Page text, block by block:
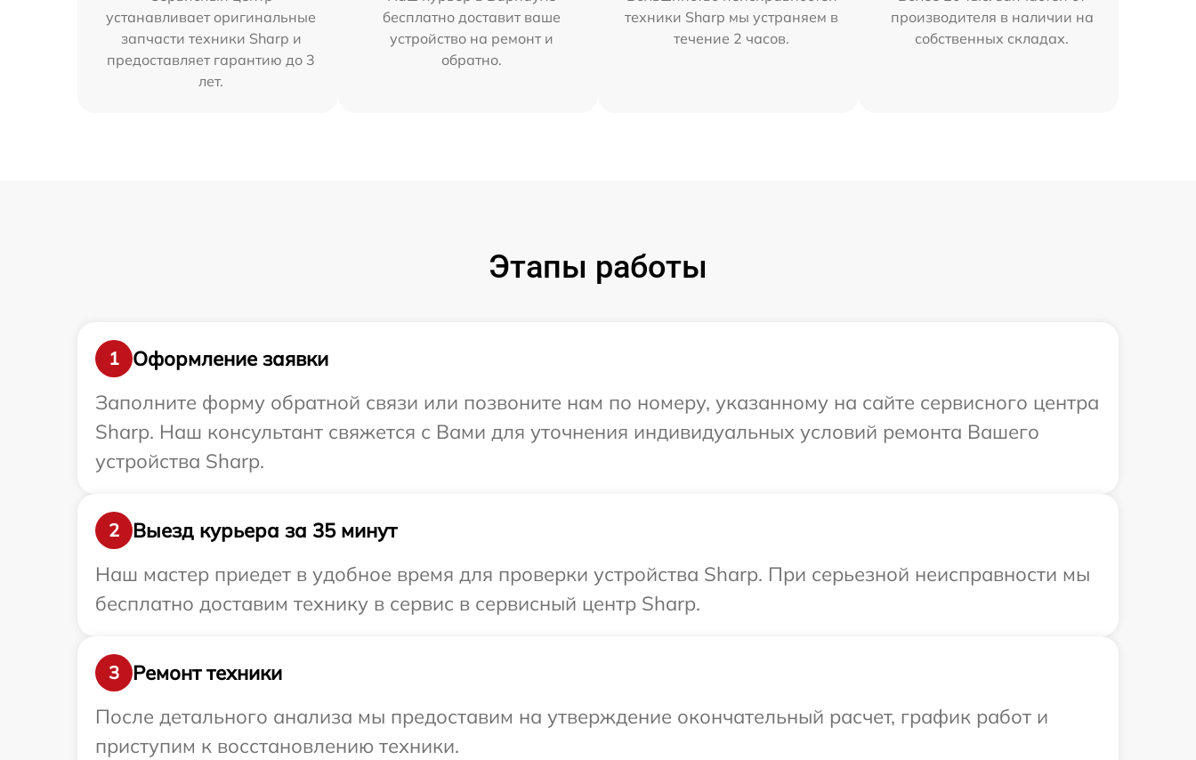
устанавливает оригинальные
запчасти техники Sharp и
предоставляет гарантию до 3
лет.
бесплатно доставит ваше
устройство на ремонт и
обратно.
техники Sharp мы устраняем в
течение 2 часов.
производителя в наличии на
собственных складах.
Этапы работы
1
Оформление заявки
Заполните форму обратной связи или позвоните нам по номеру, указанному на сайте сервисного центра
Sharp. Наш консультант свяжется с Вами для уточнения индивидуальных условий ремонта Вашего
устройства Sharp.
2
Выезд курьера за 35 минут
Наш мастер приедет в удобное время для проверки устройства Sharp. При серьезной неисправности мы
бесплатно доставим технику в сервис в сервисный центр Sharp.
3
Ремонт техники
После детального анализа мы предоставим на утверждение окончательный расчет, график работ и
приступим к восстановлению техники.